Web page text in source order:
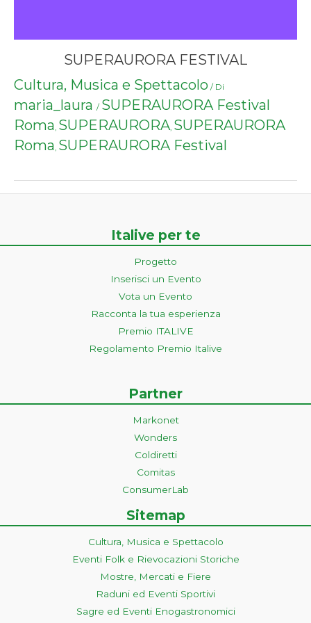
SUPERAURORA FESTIVAL
Cultura, Musica e Spettacolo / Di
maria_laura / SUPERAURORA Festival
Roma, SUPERAURORA, SUPERAURORA
Roma, SUPERAURORA Festival
Italive per te
Progetto
Inserisci un Evento
Vota un Evento
Racconta la tua esperienza
Premio ITALIVE
Regolamento Premio Italive
Partner
Markonet
Wonders
Coldiretti
Comitas
ConsumerLab
Sitemap
Cultura, Musica e Spettacolo
Eventi Folk e Rievocazioni Storiche
Mostre, Mercati e Fiere
Raduni ed Eventi Sportivi
Sagre ed Eventi Enogastronomici